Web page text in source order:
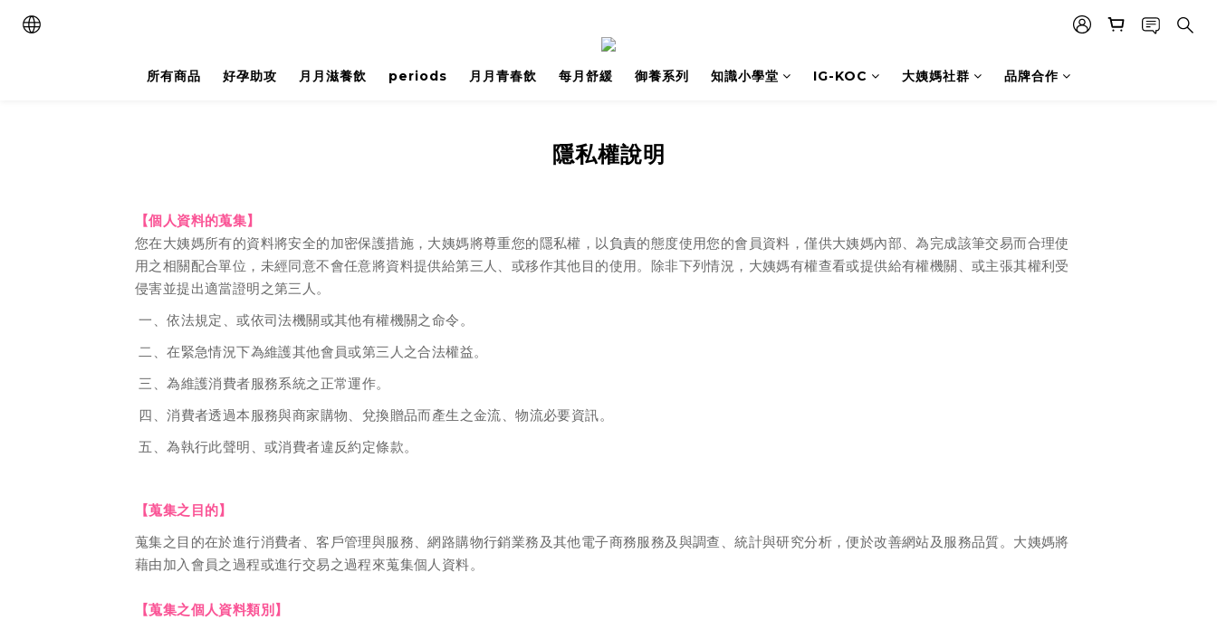
所有商品 好孕助攻 月月滋養飲 periods 月月青春飲 每月舒緩 御養系列 知識小學堂 IG-KOC 大姨媽社群 品牌合作
隱私權說明
【個人資料的蒐集】
您在大姨媽所有的資料將安全的加密保護措施，大姨媽將尊重您的隱私權，以負責的態度使用您的會員資料 ，僅供大姨媽內部、為完成該筆交易而合理使
用之相關配合單位，未經同意不會任意將資料提供給第三人、或移作其他目的使用。 除非下列情況 ，大姨媽有權查看或提供給有權機關、或主張其權利受
侵害並提出適當證明之第三人。
一、依法規定、或依司法機關或其他有權機關之命令 。
二、在緊急情況下為維護其他會員或第三人之合法權益。
三、為維護消費者服務系統之正常運作。
四、消費者透過本服務與商家購物、兌換贈品而產生之金流、物流必要資訊。
五、為執行此聲明、或消費者違反約定條款。
【蒐集之目的】
蒐集之目的在於進行消費者、客戶管理與服務、網路購物行銷業務及其他電子商務服務及與調查、統計與研究分析，便於改善網站及服務品質。大姨媽將
藉由加入會員之過程或進行交易之過程來蒐集個人資料。
【蒐集之個人資料類別】